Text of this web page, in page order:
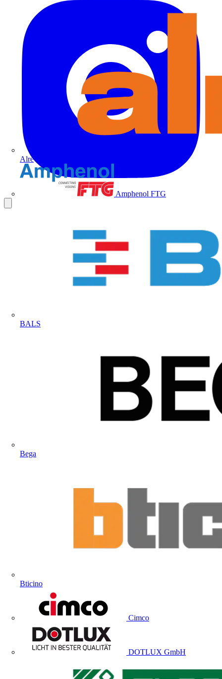
Alre
Amphenol FTG
BALS
Bega
Bticino
Cimco
DOTLUX GmbH